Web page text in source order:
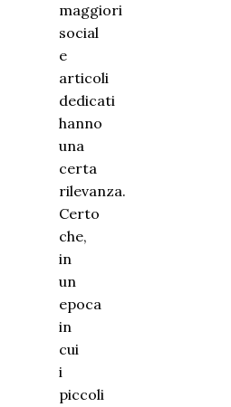
maggiori
social
e
articoli
dedicati
hanno
una
certa
rilevanza.
Certo
che,
in
un
epoca
in
cui
i
piccoli